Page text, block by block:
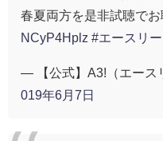
春夏両方を是非試聴で
NCyP4Hplz #エースリー
— 【公式】A3!（エース
019年6月7日